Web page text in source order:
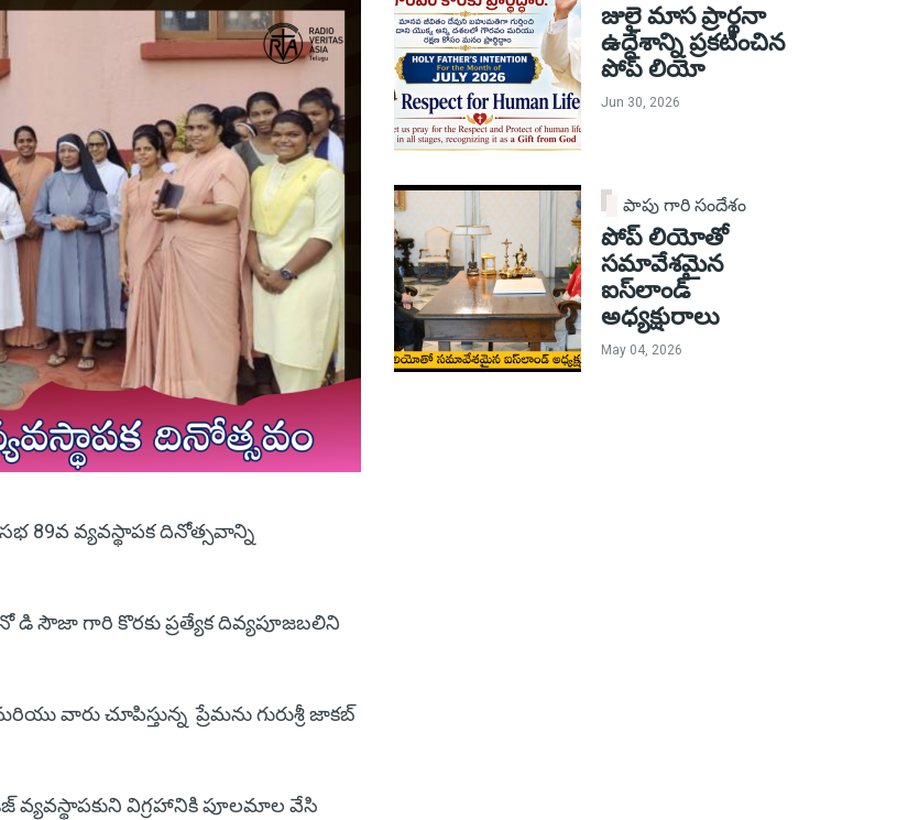
89వ వ్యవస్థాపక దినోత్సవాన్ని
డి సౌజా గారి కొరకు ప్రత్యేక దివ్యపూజబలిని
వారు చూపిస్తున్న ప్రేమను గురుశ్రీ జాకబ్
వ్యవస్థాపకుని విగ్రహానికి పూలమాల వేసి
జులై మాస ప్రార్థనా
ఉద్దేశాన్ని ప్రకటించిన
పోప్ లియో
Jun 30, 2026
పాపు గారి సందేశం
పోప్ లియోతో
సమావేశమైన
ఐస్‌లాండ్
అధ్యక్షురాలు
May 04, 2026